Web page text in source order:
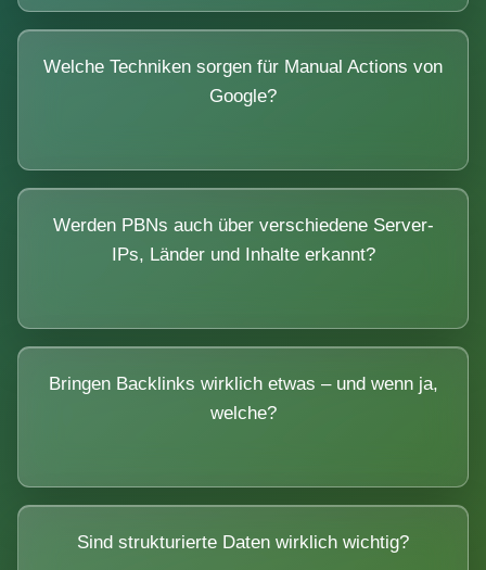
Welche Techniken sorgen für Manual Actions von
Google?
Werden PBNs auch über verschiedene Server-
IPs, Länder und Inhalte erkannt?
Bringen Backlinks wirklich etwas – und wenn ja,
welche?
Sind strukturierte Daten wirklich wichtig?